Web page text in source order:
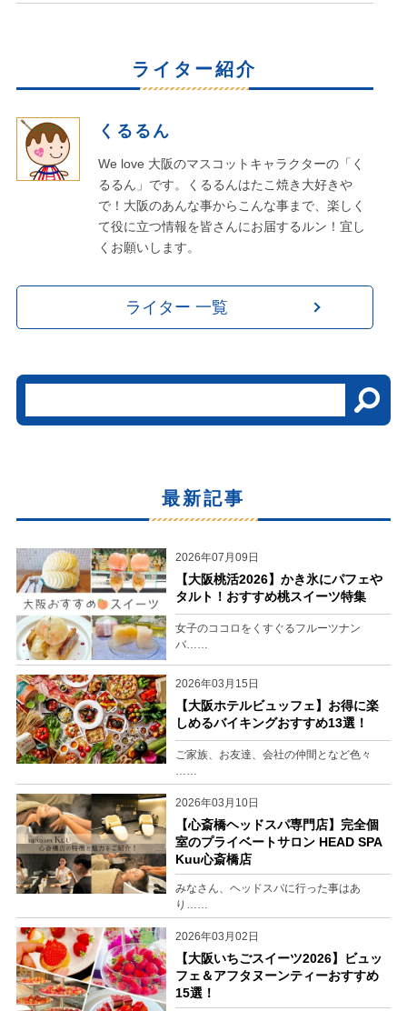
ライター紹介
くるるん
We love 大阪のマスコットキャラクターの「く
るるん」です。くるるんはたこ焼き大好きや
で！大阪のあんな事からこんな事まで、楽しく
て役に立つ情報を皆さんにお届するルン！宜し
くお願いします。
ライター 一覧
最新記事
2026年07月09日
【大阪桃活2026】かき氷にパフェや
タルト！おすすめ桃スイーツ特集
女子のココロをくすぐるフルーツナン
バ……
2026年03月15日
【大阪ホテルビュッフェ】お得に楽
しめるバイキングおすすめ13選！
ご家族、お友達、会社の仲間となど色々
……
2026年03月10日
【心斎橋ヘッドスパ専門店】完全個
室のプライベートサロン HEAD SPA
Kuu心斎橋店
みなさん、ヘッドスパに行った事はあ
り……
2026年03月02日
【大阪いちごスイーツ2026】ビュッ
フェ＆アフタヌーンティーおすすめ
15選！